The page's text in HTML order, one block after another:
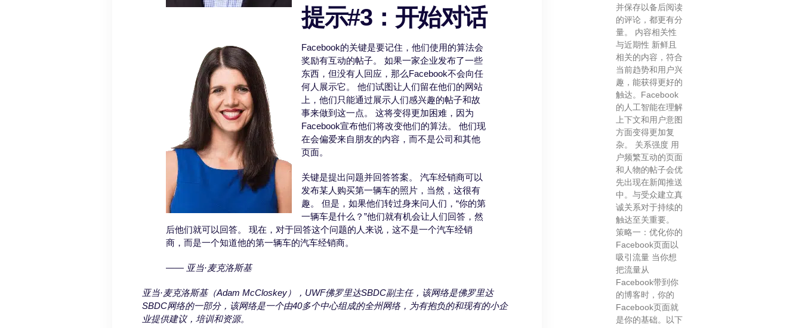
提示#3：开始对话
Facebook的关键是要记住，他们使用的算法会
奖励有互动的帖子。 如果一家企业发布了一些
东西，但没有人回应，那么Facebook不会向任
何人展示它。 他们试图让人们留在他们的网站
上，他们只能通过展示人们感兴趣的帖子和故
事来做到这一点。 这将变得更加困难，因为
Facebook宣布他们将改变他们的算法。 他们现
在会偏爱来自朋友的内容，而不是公司和其他
页面。
关键是提出问题并回答答案。 汽车经销商可以
发布某人购买第一辆车的照片，当然，这很有
趣。 但是，如果他们转过身来问人们，“你的第
一辆车是什么？”他们就有机会让人们回答，然
后他们就可以回答。 现在，对于回答这个问题的人来说，这不是一个汽车经销
商，而是一个知道他的第一辆车的汽车经销商。
—— 亚当·麦克洛斯基
亚当·麦克洛斯基（Adam McCloskey），UWF佛罗里达SBDC副主任，该网络是佛罗里达
SBDC网络的一部分，该网络是一个由40多个中心组成的全州网络，为有抱负的和现有的小企
业提供建议，培训和资源。
并保存以备后阅读
的评论，都更有分
量。 内容相关性
与近期性 新鲜且
相关的内容，符合
当前趋势和用户兴
趣，能获得更好的
触达。Facebook
的人工智能在理解
上下文和用户意图
方面变得更加复
杂。 关系强度 用
户频繁互动的页面
和人物的帖子会优
先出现在新闻推送
中。与受众建立真
诚关系对于持续的
触达至关重要。
策略一：优化你的
Facebook页面以
吸引流量 当你想
把流量从
Facebook带到你
的博客时，你的
Facebook页面就
是你的基础。以下